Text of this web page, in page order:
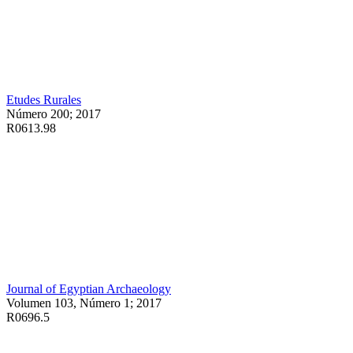
Etudes Rurales
Número 200; 2017
R0613.98
Journal of Egyptian Archaeology
Volumen 103, Número 1; 2017
R0696.5